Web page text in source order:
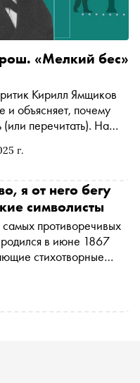
г.
«Мелкий бес»
Кирилл Ямщиков
и объясняет, почему
(или перечитать). На
беспощадный и на
я от него бегу
символисты
противоречивых
в июне 1867
стихотворные
Шубинским